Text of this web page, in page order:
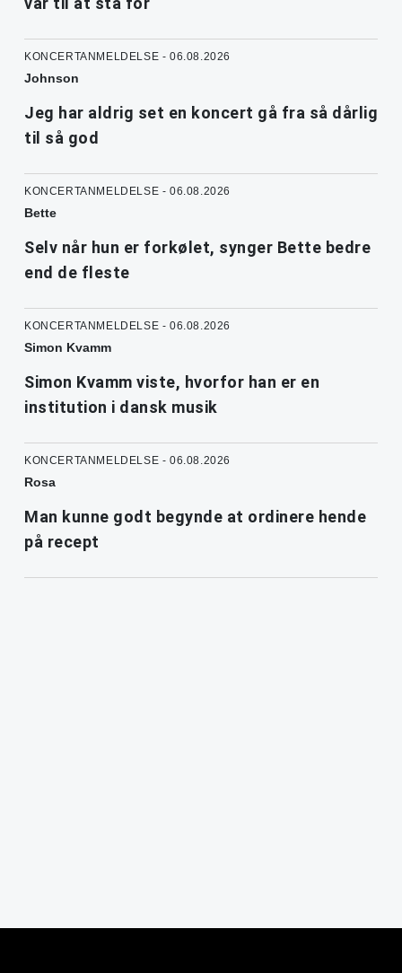
KONCERTANMELDELSE - 06.08.2026
Johnson
Jeg har aldrig set en koncert gå fra så dårlig
til så god
KONCERTANMELDELSE - 06.08.2026
Bette
Selv når hun er forkølet, synger Bette bedre
end de fleste
KONCERTANMELDELSE - 06.08.2026
Simon Kvamm
Simon Kvamm viste, hvorfor han er en
institution i dansk musik
KONCERTANMELDELSE - 06.08.2026
Rosa
Man kunne godt begynde at ordinere hende
på recept